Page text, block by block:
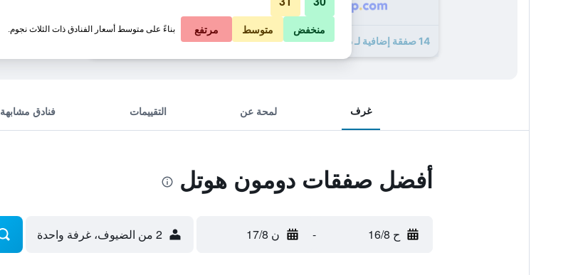
14 صفقة إضافية لـ دومون هوتل
غرف لمحة عن التقييمات فنادق مشابهة
أفضل صفقات دومون هوتل
ح 16/8 - ن 17/8 2 من الضيوف، غرفة واحدة
منخفض متوسط مرتفع بناءً على متوسط أسعار الفنادق ذات الثلاث نجوم.